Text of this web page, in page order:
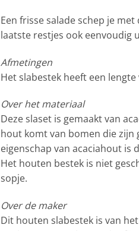
Een frisse salade schep je
laatste restjes ook eenvoudig
Afmetingen
Het slabestek heeft een
Over het materiaal
Deze slaset is gemaakt van
hout komt van bomen die zijn
eigenschap van acaciahout is
Het houten bestek is niet
sopje.
Over de maker
Dit houten slabestek is van